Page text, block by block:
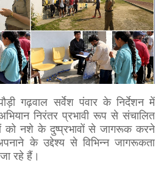
गढ़वाल सर्वेश पंवार के निर्देशन में
निरंतर प्रभावी रूप से संचालित
को नशे के दुष्प्रभावों से जागरूक करने
के उद्देश्य से विभिन्न जागरूकता
रहे हैं।